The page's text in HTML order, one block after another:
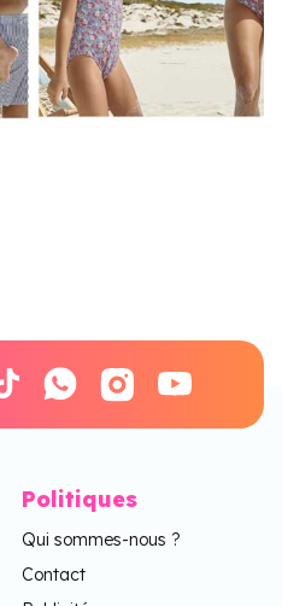
Politiques
Qui sommes-nous ?
Contact